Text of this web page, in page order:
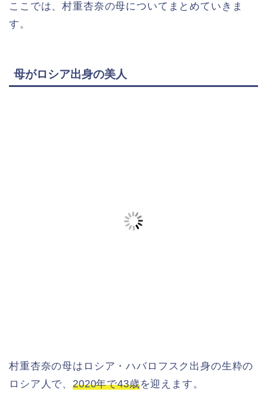
ここでは、村重杏奈の母についてまとめていきま
す。
母がロシア出身の美人
村重杏奈の母はロシア・ハバロフスク出身の生粋の
ロシア人で、2020年で43歳を迎えます。